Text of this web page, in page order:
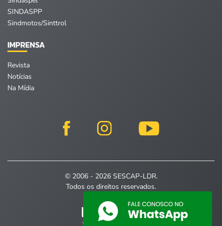
SINDASPP
Sindmotos/Sinttrol
IMPRENSA
Revista
Notícias
Na Mídia
© 2006 - 2026 SESCAP-LDR.
Todos os direitos reservados.